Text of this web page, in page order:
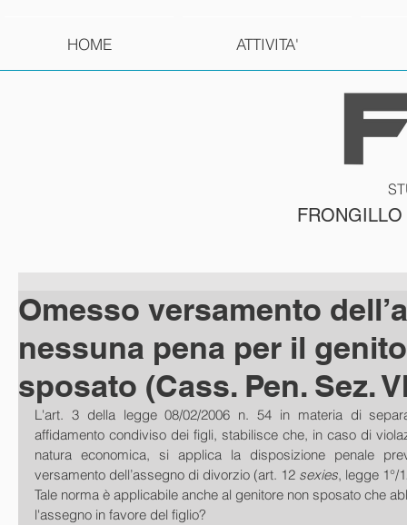
HOME ATTIVITA'
Omesso versamento
nessuna pena per il
sposato (Cass. Pen. Sez.
L'art. 3 della legge 08/02/2006 n. 54 in materia di
affidamento condiviso dei figli, stabilisce che, in caso di
natura economica, si applica la disposizione penale
versamento dell’assegno di divorzio (art. 12 sexies, legge 1°/
Tale norma è applicabile anche al genitore non sposato che
l'assegno in favore del figlio?